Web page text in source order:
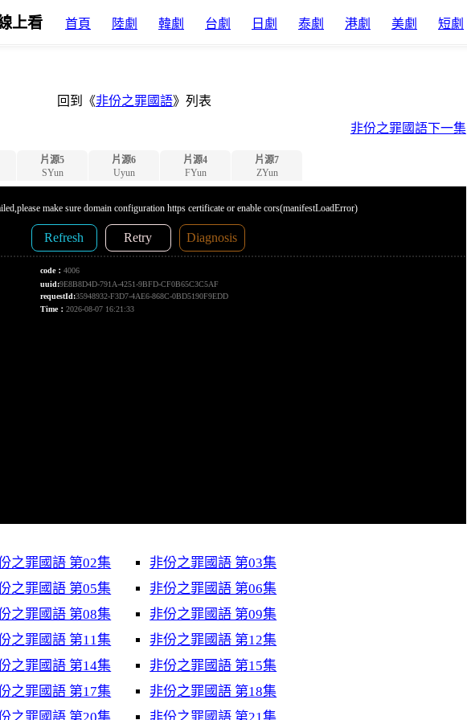
上看 首頁 陸劇 韓劇 台劇 日劇 泰劇 港劇 美劇 短劇
回到《非份之罪國語》列表
非份之罪國語下一集
片源5
SYun
片源6
Uyun
片源4
FYun
片源7
ZYun
之罪國語 第02集
非份之罪國語 第03集
之罪國語 第05集
非份之罪國語 第06集
之罪國語 第08集
非份之罪國語 第09集
之罪國語 第11集
非份之罪國語 第12集
之罪國語 第14集
非份之罪國語 第15集
之罪國語 第17集
非份之罪國語 第18集